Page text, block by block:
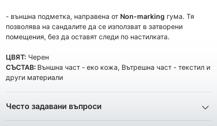
- външна подметка, направена от Non-marking гума. Тя
позволява на сандалите да се използват в затворени
помещения, без да оставят следи по настилката.
ЦВЯТ: Черен
СЪСТАВ: Външна част - еко кожа, Вътрешна част - текстил и
други материали
Често задавани въпроси